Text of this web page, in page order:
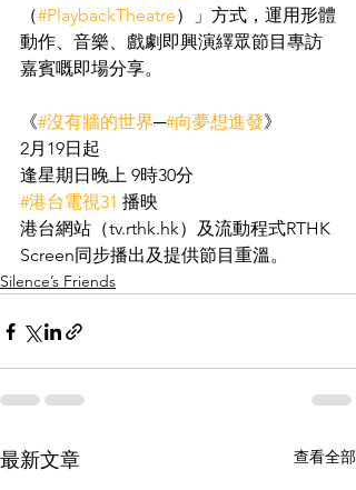
（#PlaybackTheatre）」方式，運用形體
動作、音樂、戲劇即興演繹眾節目專訪
嘉賓嘅即場分享。
《#沒有牆的世界─#向夢想進發》
2月19日起
逢星期日晚上 9時30分
#港台電視31 播映
港台網站（tv.rthk.hk）及流動程式RTHK
Screen同步播出及提供節目重溫。
Silence’s Friends
最新文章 查看全部